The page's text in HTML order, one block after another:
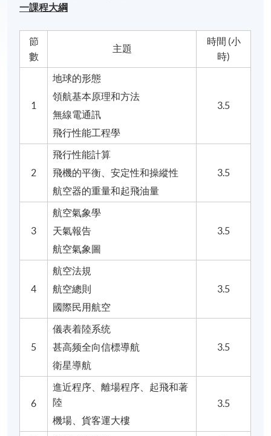
一課程大綱
節
數
主題
時間 (小
時)
1
地球的形態
領航基本原理和方法
無線電通訊
飛行性能工程學
3.5
2
飛行性能計算
飛機的平衡、安定性和操縱性
航空器的重量和起飛油量
3.5
3
航空氣象學
天氣報告
航空氣象圖
3.5
4
航空法規
航空總則
國際民用航空
3.5
5
儀表着陸系统
甚高频全向信標導航
衛星導航
3.5
6
進近程序、離場程序、起飛和著
陸
機場、貨客運大樓
3.5